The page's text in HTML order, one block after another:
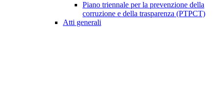
Piano triennale per la prevenzione della
corruzione e della trasparenza (PTPCT)
Atti generali